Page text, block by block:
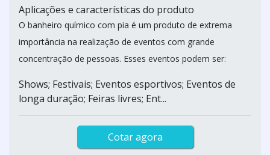
Aplicações e características do produto
O banheiro químico com pia é um produto de extrema
importância na realização de eventos com grande
concentração de pessoas. Esses eventos podem ser:
Shows; Festivais; Eventos esportivos; Eventos de
longa duração; Feiras livres; Ent...
Cotar agora